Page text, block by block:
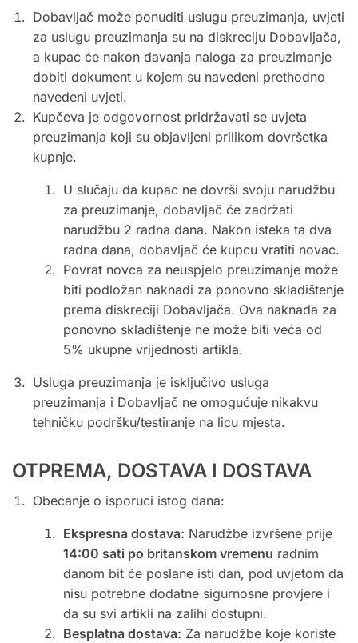
Dobavljač može ponuditi uslugu preuzimanja, uvjeti
za uslugu preuzimanja su na diskreciju Dobavljača,
a kupac će nakon davanja naloga za preuzimanje
dobiti dokument u kojem su navedeni prethodno
navedeni uvjeti.
Kupčeva je odgovornost pridržavati se uvjeta
preuzimanja koji su objavljeni prilikom dovršetka
kupnje.
U slučaju da kupac ne dovrši svoju narudžbu
za preuzimanje, dobavljač će zadržati
narudžbu 2 radna dana. Nakon isteka ta dva
radna dana, dobavljač će kupcu vratiti novac.
Povrat novca za neuspjelo preuzimanje može
biti podložan naknadi za ponovno skladištenje
prema diskreciji Dobavljača. Ova naknada za
ponovno skladištenje ne može biti veća od
5% ukupne vrijednosti artikla.
Usluga preuzimanja je isključivo usluga
preuzimanja i Dobavljač ne omogućuje nikakvu
tehničku podršku/testiranje na licu mjesta.
OTPREMA, DOSTAVA I DOSTAVA
Obećanje o isporuci istog dana:
Ekspresna dostava: Narudžbe izvršene prije
14:00 sati po britanskom vremenu radnim
danom bit će poslane isti dan, pod uvjetom da
nisu potrebne dodatne sigurnosne provjere i
da su svi artikli na zalihi dostupni.
Besplatna dostava: Za narudžbe koje koriste